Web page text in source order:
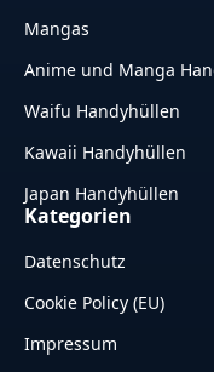
Mangas
Anime und Manga
Waifu Handyhüllen
Kawaii Handyhüllen
Japan Handyhüllen
Kategorien
Datenschutz
Cookie Policy (EU)
Impressum